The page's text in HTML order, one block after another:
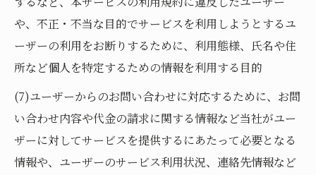
や、不正・不当な目的でサービスを利用しようとするユ
ーザーの利用をお断りするために、利用態様、氏名や住
所など個人を特定するための情報を利用する目的
(7)ユーザーからのお問い合わせに対応するために、お問
い合わせ内容や代金の請求に関する情報など当社がユー
ザーに対してサービスを提供するにあたって必要となる
情報や、ユーザーのサービス利用状況、連絡先情報など